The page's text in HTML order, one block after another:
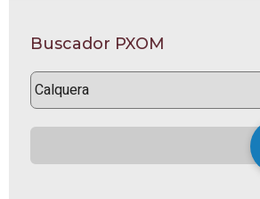
Buscador PXOM